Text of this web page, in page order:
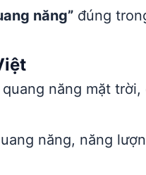
năng” đúng
năng mặt trời,
năng, năng